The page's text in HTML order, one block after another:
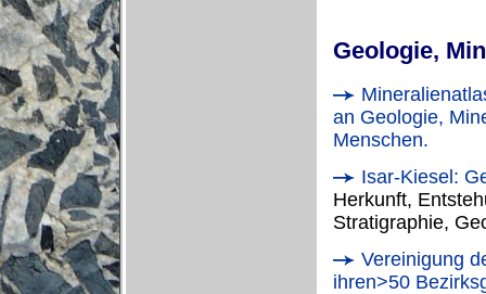
Geologie,
an Geologie,
Menschen.
Isar-Kiesel:
Herkunft,
Stratigraphie,
Vereinigung
ihren>50